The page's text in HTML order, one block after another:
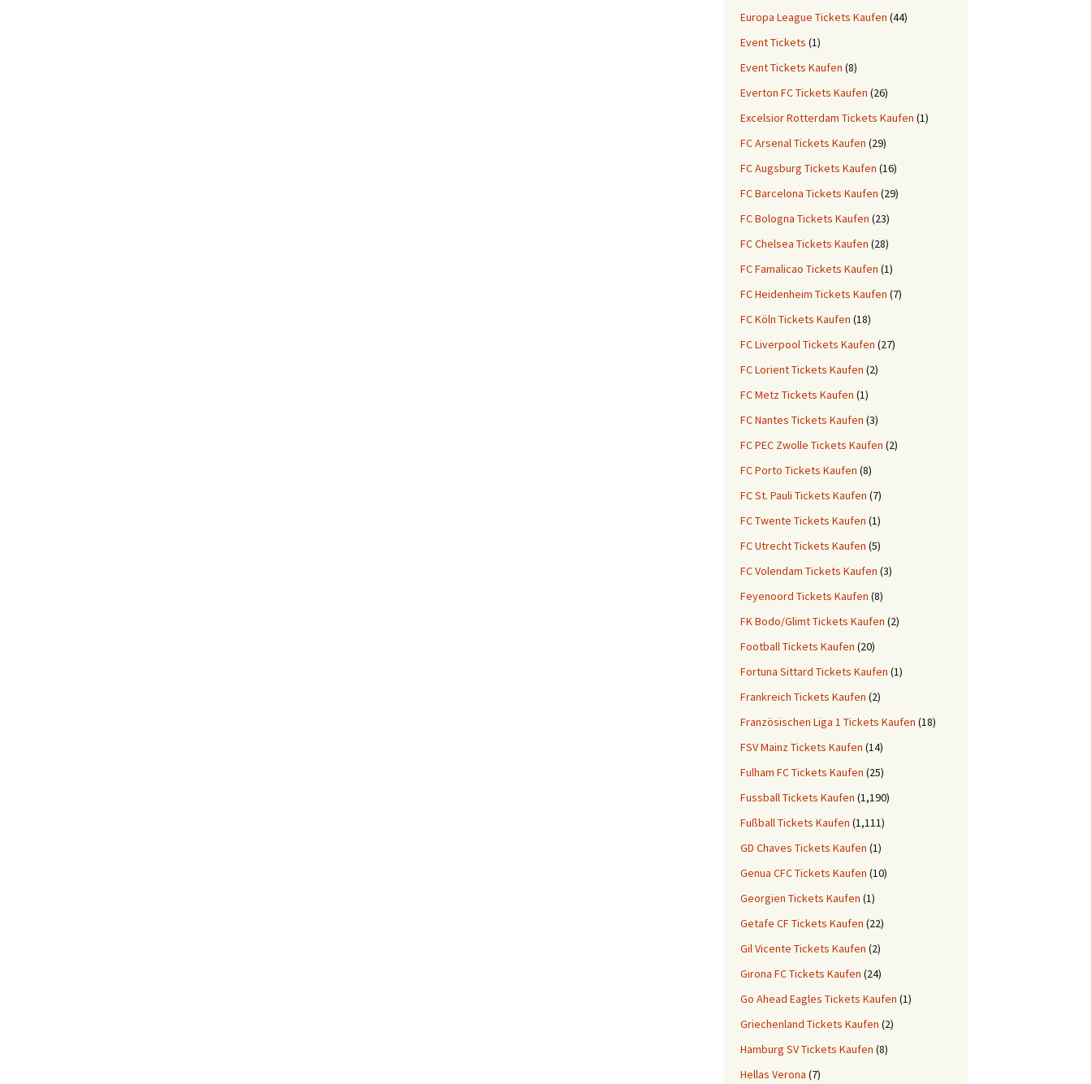
Europa League Tickets Kaufen (44)
Event Tickets (1)
Event Tickets Kaufen (8)
Everton FC Tickets Kaufen (26)
Excelsior Rotterdam Tickets Kaufen (1)
FC Arsenal Tickets Kaufen (29)
FC Augsburg Tickets Kaufen (16)
FC Barcelona Tickets Kaufen (29)
FC Bologna Tickets Kaufen (23)
FC Chelsea Tickets Kaufen (28)
FC Famalicao Tickets Kaufen (1)
FC Heidenheim Tickets Kaufen (7)
FC Köln Tickets Kaufen (18)
FC Liverpool Tickets Kaufen (27)
FC Lorient Tickets Kaufen (2)
FC Metz Tickets Kaufen (1)
FC Nantes Tickets Kaufen (3)
FC PEC Zwolle Tickets Kaufen (2)
FC Porto Tickets Kaufen (8)
FC St. Pauli Tickets Kaufen (7)
FC Twente Tickets Kaufen (1)
FC Utrecht Tickets Kaufen (5)
FC Volendam Tickets Kaufen (3)
Feyenoord Tickets Kaufen (8)
FK Bodo/Glimt Tickets Kaufen (2)
Football Tickets Kaufen (20)
Fortuna Sittard Tickets Kaufen (1)
Frankreich Tickets Kaufen (2)
Französischen Liga 1 Tickets Kaufen (18)
FSV Mainz Tickets Kaufen (14)
Fulham FC Tickets Kaufen (25)
Fussball Tickets Kaufen (1,190)
Fußball Tickets Kaufen (1,111)
GD Chaves Tickets Kaufen (1)
Genua CFC Tickets Kaufen (10)
Georgien Tickets Kaufen (1)
Getafe CF Tickets Kaufen (22)
Gil Vicente Tickets Kaufen (2)
Girona FC Tickets Kaufen (24)
Go Ahead Eagles Tickets Kaufen (1)
Griechenland Tickets Kaufen (2)
Hamburg SV Tickets Kaufen (8)
Hellas Verona (7)